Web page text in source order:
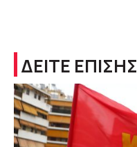
ΔΕΙΤΕ ΕΠΙΣΗΣ